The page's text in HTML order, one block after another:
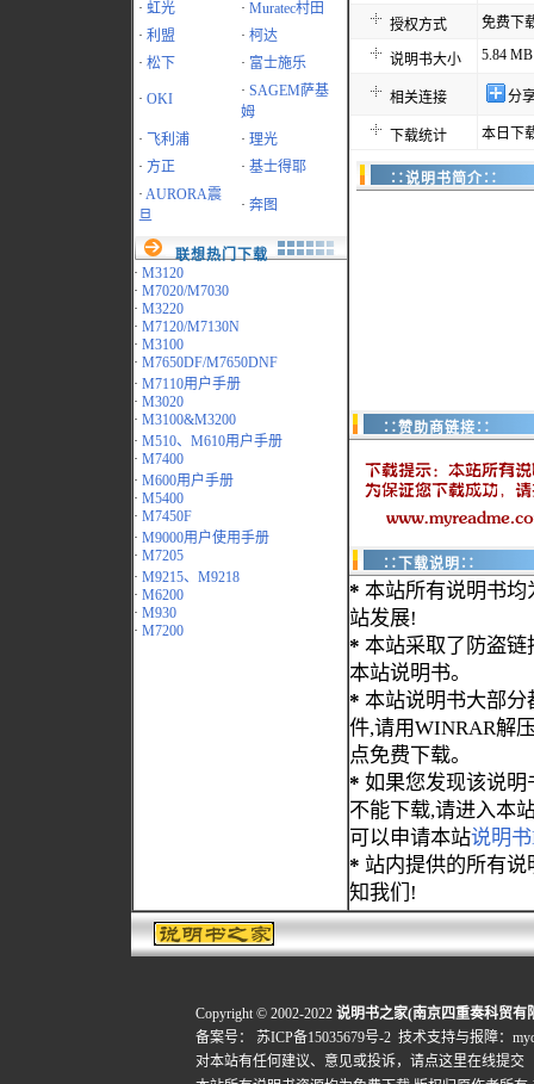
· 虹光 · Muratec村田
· 利盟 · 柯达
· 松下 · 富士施乐
· OKI · SAGEM萨基
姆
·
飞利浦 · 理光
· 方正 · 基士得耶
· AURORA震
旦
· 奔图
联想热门下载
· M3120
· M7020/M7030
· M3220
· M7120/M7130N
· M3100
· M7650DF/M7650DNF
· M7110用户手册
· M3020
· M3100&M3200
· M510、M610用户手册
· M7400
· M600用户手册
· M5400
· M7450F
· M9000用户使用手册
· M7205
· M9215、M9218
· M6200
· M930
· M7200
授权方式 免费下
说明书大小 5.84 MB
相关连接 分
下载统计 本日下
∷说明书简介∷
∷赞助商链接∷
∷下载说明∷
* 本站所有说明书均
站发展!
* 本站采取了防盗链
本站说明书。
* 本站说明书大部分
件,请用WINRAR解
点免费下载。
* 如果您发现该说明
不能下载,请进入本
可以申请本站说明
* 站内提供的所有
知我们!
Copyright © 2002-2022 说明书之家(南京四重奏科贸有
备案号：
苏ICP备15035679号-2 技术支持与报障：
对本站有任何建议、意见或投诉， 请点这里在线提交